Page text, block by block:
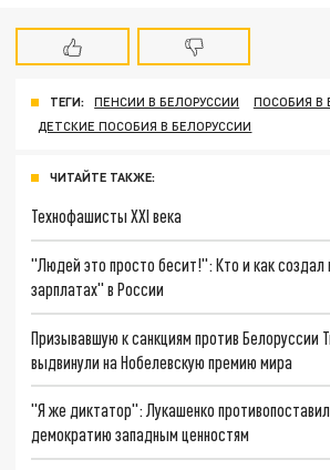
ТЕГИ: ПЕНСИИ В БЕЛОРУССИИ
ПОСОБИЯ В
ДЕТСКИЕ ПОСОБИЯ В БЕЛОРУССИИ
ЧИТАЙТЕ ТАКЖЕ:
Технофашисты XXI века
"Людей это просто бесит!": Кто и как
зарплатах" в России
Призывавшую к санкциям против Белоруссии
выдвинули на Нобелевскую премию мира
"Я же диктатор": Лукашенко
демократию западным ценностям